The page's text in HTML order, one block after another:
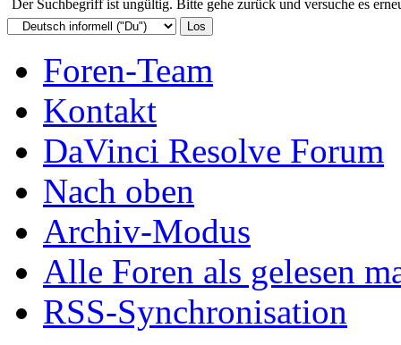
Der Suchbegriff ist ungültig. Bitte gehe zurück und versuche es
Foren-Team
Kontakt
DaVinci Resolve Forum
Nach oben
Archiv-Modus
Alle Foren als gelesen
RSS-Synchronisation